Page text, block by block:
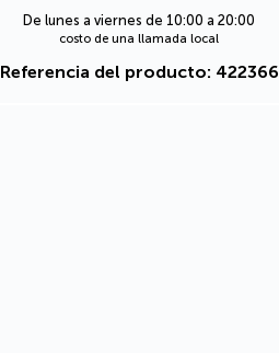
De lunes a viernes de 10:00 a 20:00
costo de una llamada local
Referencia del producto: 422366